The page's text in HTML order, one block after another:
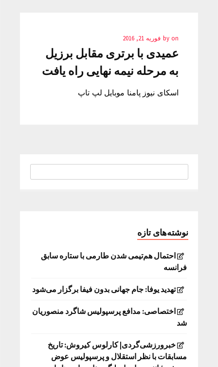
by on فوریه 21, 2016
عمیدی با برتری مقابل برزیل
به مرحله نیمه نهایی راه يافت
اسکای نیوز پامنا موبایل لپ تاپ
نوشته‌های تازه
احتمال هم‌تیمی شدن طارمی با ستاره سابق
فرانسه
تهدید یوفا: جام جهانی بدون فیفا برگزار می‌شود
اختصاصی: مدافع پرسپولیس شاگرد منصوریان
شد
خبرورزشی‌گردی| کارلوس کیروش: تاریخ
مسابقات با نظر استقلال و پرسپولیس عوض